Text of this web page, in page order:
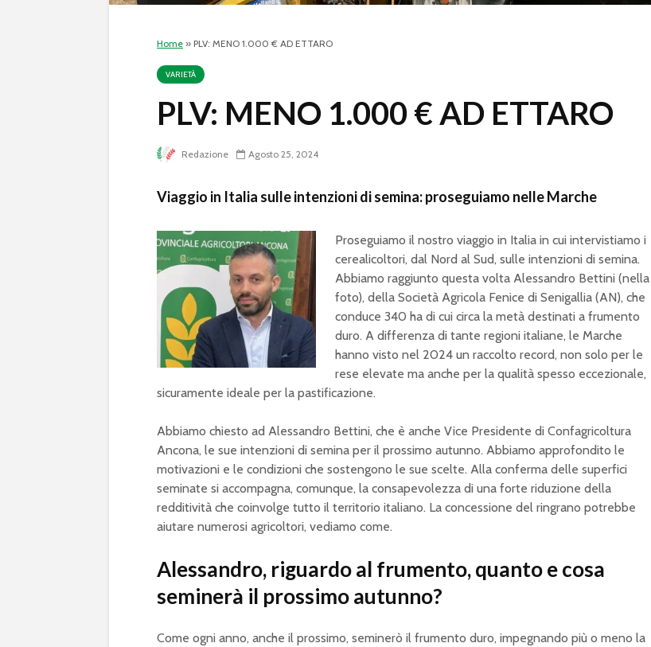
Home » PLV: MENO 1.000 € AD ETTARO
VARIETÀ
PLV: MENO 1.000 € AD ETTARO
Redazione Agosto 25, 2024
Viaggio in Italia sulle intenzioni di semina: proseguiamo nelle Marche
Proseguiamo il nostro viaggio in Italia in cui intervistiamo i
cerealicoltori, dal Nord al Sud, sulle intenzioni di semina.
Abbiamo raggiunto questa volta Alessandro Bettini (nella
foto), della Società Agricola Fenice di Senigallia (AN), che
conduce 340 ha di cui circa la metà destinati a frumento
duro. A differenza di tante regioni italiane, le Marche
hanno visto nel 2024 un raccolto record, non solo per le
rese elevate ma anche per la qualità spesso eccezionale,
sicuramente ideale per la pastificazione.
Abbiamo chiesto ad Alessandro Bettini, che è anche Vice Presidente di Confagricoltura
Ancona, le sue intenzioni di semina per il prossimo autunno. Abbiamo approfondito le
motivazioni e le condizioni che sostengono le sue scelte. Alla conferma delle superfici
seminate si accompagna, comunque, la consapevolezza di una forte riduzione della
redditività che coinvolge tutto il territorio italiano. La concessione del ringrano potrebbe
aiutare numerosi agricoltori, vediamo come.
Alessandro, riguardo al frumento, quanto e cosa
seminerà il prossimo autunno?
Come ogni anno, anche il prossimo, seminerò il frumento duro, impegnando più o meno la